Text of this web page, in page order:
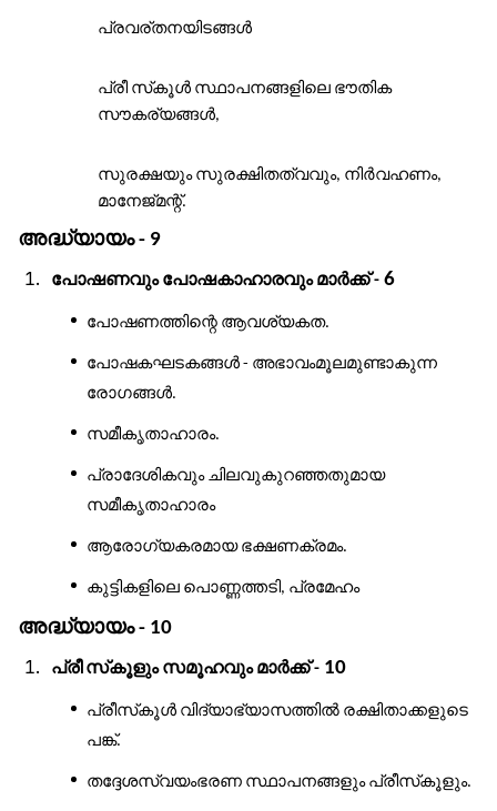
പ്രവര്തനയിടങ്ങൾ
പ്രീ സ്കൂൾ സ്ഥാപനങ്ങളിലെ ഭൗതിക
സൗകര്യങ്ങൾ,
സുരക്ഷയും സുരക്ഷിതത്വവും, നിർവഹണം,
മാനേജ്മന്റ്.
അദ്ധ്യായം- 9
പോഷണവും പോഷകാഹാരവും മാർക്ക്- 6
പോഷണത്തിന്റെ ആവശ്യകത.
പോഷകഘടകങ്ങൾ - അഭാവംമൂലമുണ്ടാകുന്ന
രോഗങ്ങൾ.
സമീകൃതാഹാരം.
പ്രാദേശികവും ചിലവുകുറഞ്ഞതുമായ
സമീകൃതാഹാരം
ആരോഗ്യകരമായ ഭക്ഷണക്രമം.
കുട്ടികളിലെ പൊണ്ണത്തടി, പ്രമേഹം
അദ്ധ്യായം- 10
പ്രീ സ്കൂളും സമൂഹവും മാർക്ക്- 10
പ്രീസ്കൂൾ വിദ്യാഭ്യാസത്തിൽ രക്ഷിതാക്കളുടെ
പങ്ക്.
തദ്ദേശസ്വയംഭരണ സ്ഥാപനങ്ങളും പ്രീസ്കൂളും.